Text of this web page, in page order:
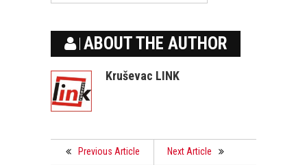
ABOUT THE AUTHOR
Kruševac LINK
Previous Article Next Article